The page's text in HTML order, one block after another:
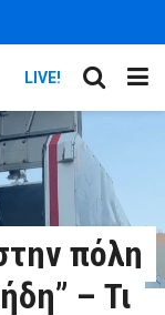
LIVE!
πόλη
– Τι